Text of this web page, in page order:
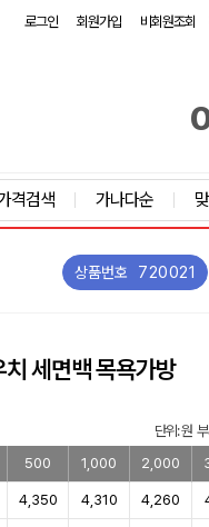
로그인 회원가입 비회원조회
격검색 가나다순
상품번호 720021
세면백 목욕가방
단위: 원
500 1,000 2,000
4,350 4,310 4,260